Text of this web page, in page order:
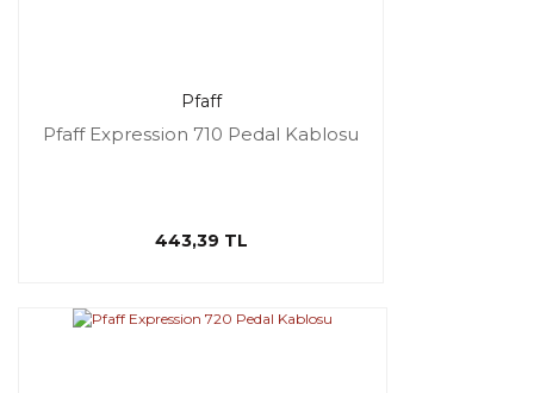
Pfaff
Pfaff Expression 710 Pedal Kablosu
443,39 TL